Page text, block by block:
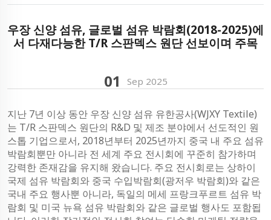
우장 신양 섬유, 글로벌 섬유 박람회(2018-2025)에
서 다재다능한 T/R 스판덱스 원단 선보이며 주목
01 Sep 2025
지난 7년 이상 동안 우장 신양 섬유 유한공사(WJXY Textile)
는 T/R 스판덱스 원단의 R&D 및 제조 분야에서 선도적인 원
스톱 기업으로서, 2018년부터 2025년까지 중국 내 주요 섬유
박람회뿐만 아니라 전 세계 주요 전시회에 꾸준히 참가하며
강력한 존재감을 유지해 왔습니다. 주요 전시회로는 상하이
국제 섬유 박람회와 중국 수입박람회(광저우 박람회)와 같은
국내 주요 행사뿐 아니라, 독일의 메세 프랑크푸르트 섬유 박
람회 및 미국 뉴욕 섬유 박람회와 같은 글로벌 행사도 포함됩